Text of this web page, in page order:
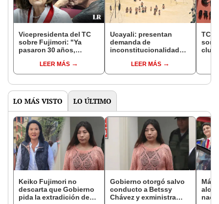
Vicepresidenta del TC
sobre Fujimori: "Ya
pasaron 30 años,
LEER MÁS
Ucayali: presentan
demanda de
inconstitucionalidad
municipal que afecta a
pueblos en aislamiento
LEER MÁS
TC
son
LO MÁS VISTO LO ÚLTIMO
Keiko Fujimori no
descarta que Gobierno
pida la extradición de
Gobierno otorgó salvo
conducto a Betssy
Chávez y exministra
Más